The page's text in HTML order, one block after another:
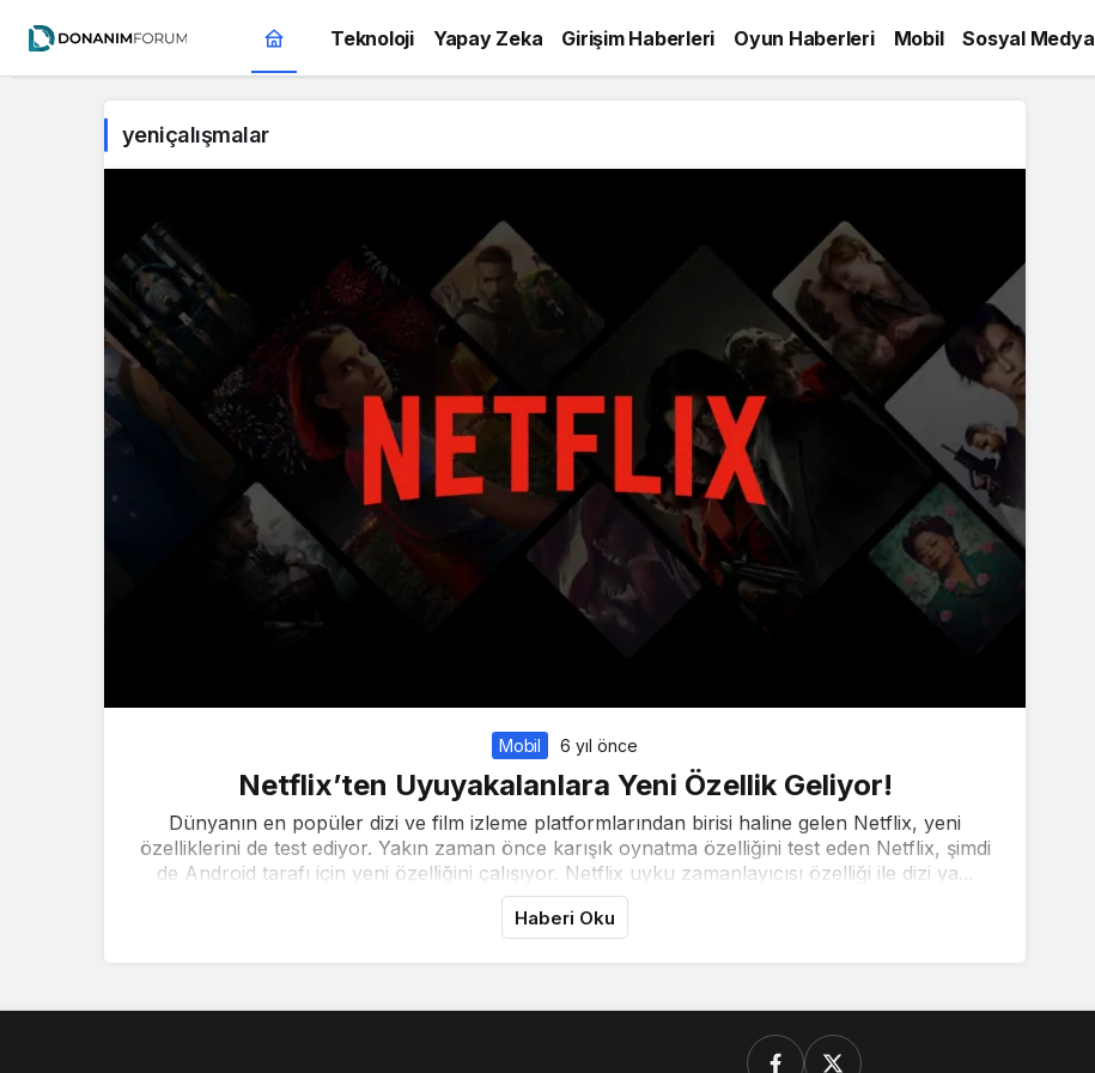
Teknoloji Yapay Zeka Girişim Haberleri Oyun Haberleri Mobil Sosyal Medya
yeniçalışmalar
Mobil 6 yıl önce
Netflix’ten Uyuyakalanlara Yeni Özellik Geliyor!
Dünyanın en popüler dizi ve film izleme platformlarından birisi haline gelen Netflix, yeni
özelliklerini de test ediyor. Yakın zaman önce karışık oynatma özelliğini test eden Netflix, şimdi
de Android tarafı için yeni özelliğini çalışıyor. Netflix uyku zamanlayıcısı özelliği ile dizi ya...
Haberi Oku